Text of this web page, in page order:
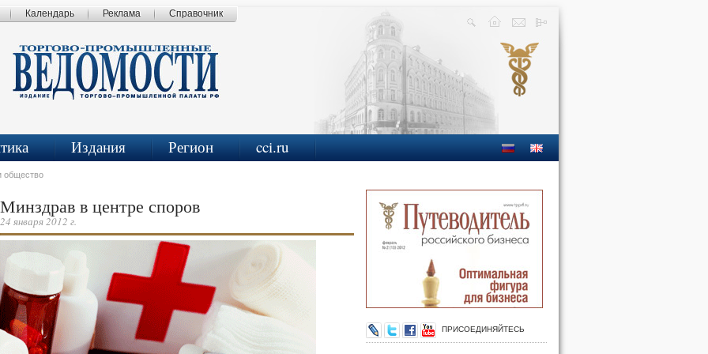
Календарь Реклама Справочник
Издания Регион cci.ru
общество
Минздрав в центре споров
24 января 2012 г.
ПРИСОЕДИНЯЙТЕСЬ